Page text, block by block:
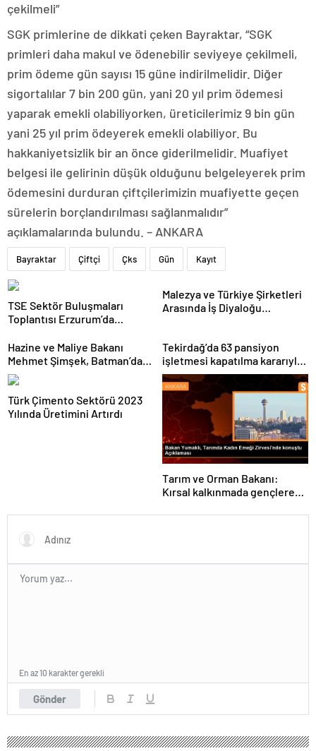
çekilmeli”
SGK primlerine de dikkati çeken Bayraktar, “SGK
primleri daha makul ve ödenebilir seviyeye çekilmeli,
prim ödeme gün sayısı 15 güne indirilmelidir. Diğer
sigortalılar 7 bin 200 gün, yani 20 yıl prim ödemesi
yaparak emekli olabiliyorken, üreticilerimiz 9 bin gün
yani 25 yıl prim ödeyerek emekli olabiliyor. Bu
hakkaniyetsizlik bir an önce giderilmelidir. Muafiyet
belgesi ile gelirinin düşük olduğunu belgeleyerek prim
ödemesini durduran çiftçilerimizin muafiyette geçen
sürelerin borçlandırılması sağlanmalıdır”
açıklamalarında bulundu. – ANKARA
Bayraktar Çiftçi Çks Gün Kayıt
TSE Sektör Buluşmaları
Toplantısı Erzurum’da
Malezya ve Türkiye Şirketleri
Arasında İş Diyaloğu
Hazine ve Maliye Bakanı
Mehmet Şimşek, Batman’da
medikal malzeme üretimi
yapacak bir fabrikanın
açılışını gerçekleştirdi
Tekirdağ’da 63 pansiyon
işletmesi kapatılma kararıyla
karşı karşıya
Türk Çimento Sektörü 2023
Yılında Üretimini Artırdı
Tarım ve Orman Bakanı:
Kırsal kalkınmada gençlere
yapıyoruz
Gönder
En az 10 karakter gerekli